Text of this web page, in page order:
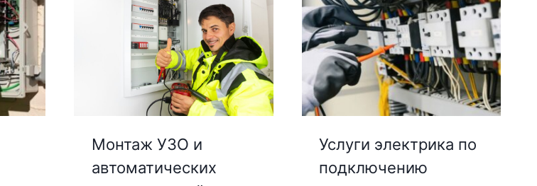
Монтаж УЗО и
автоматических
Услуги электрика по
подключению